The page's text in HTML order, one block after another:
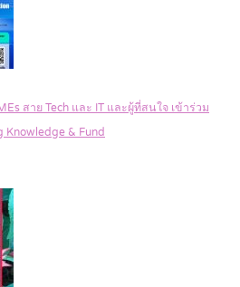
สาย Tech และ IT และผู้ที่สนใจ เข้าร่วม
Knowledge & Fund